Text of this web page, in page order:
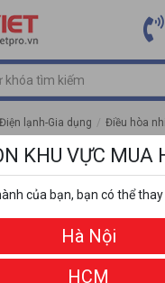
lạnh-Gia dụng / Điều hòa
KHU VỰC MUA
của bạn, bạn có thể
Hà Nội
HCM